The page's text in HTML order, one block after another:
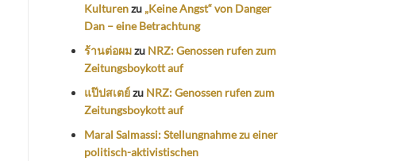
Kulturenzu „Keine Angst“ von Danger
Dan – eine Betrachtung
ร้านต่อผมzu NRZ: Genossen rufen zum
Zeitungsboykott auf
แป๊ปสเตย์zu NRZ: Genossen rufen zum
Zeitungsboykott auf
Maral Salmassi: Stellungnahme zu einer
politisch-aktivistischen